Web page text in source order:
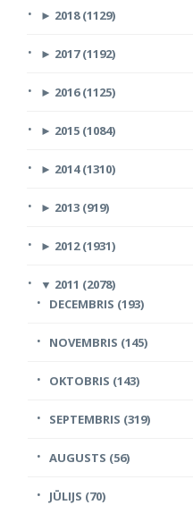
► 2018 (1129)
► 2017 (1192)
► 2016 (1125)
► 2015 (1084)
► 2014 (1310)
► 2013 (919)
► 2012 (1931)
▼ 2011 (2078)
DECEMBRIS (193)
NOVEMBRIS (145)
OKTOBRIS (143)
SEPTEMBRIS (319)
AUGUSTS (56)
JŪLIJS (70)